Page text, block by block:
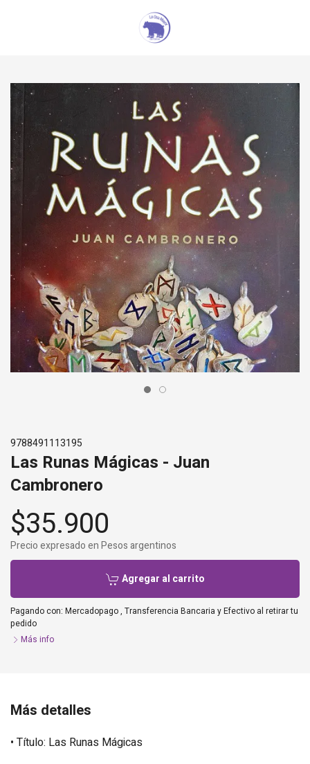
9788491113195
Las Runas Mágicas - Juan
Cambronero
$35.900
Precio expresado en Pesos argentinos
Agregar al carrito
Pagando con: Mercadopago, Transferencia Bancaria yEfectivo al retirar tu
pedido
Más info
Más detalles
• Título: Las Runas Mágicas